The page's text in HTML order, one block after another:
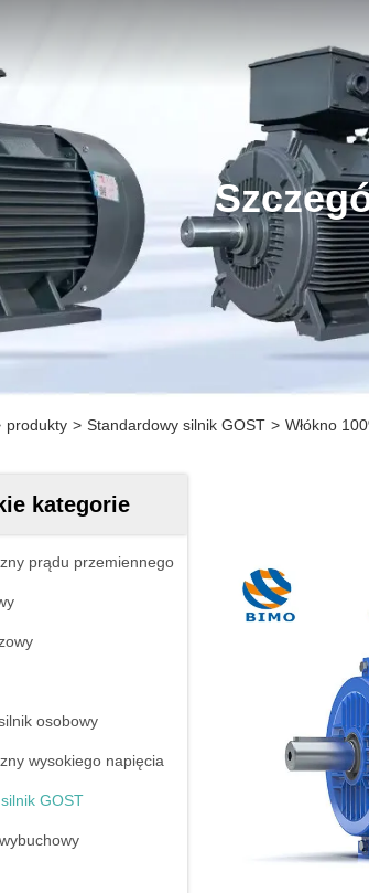
produkty > Standardowy silnik GOST > Włókno
kategorie
prądu przemiennego
osobowy
wysokiego napięcia
GOST